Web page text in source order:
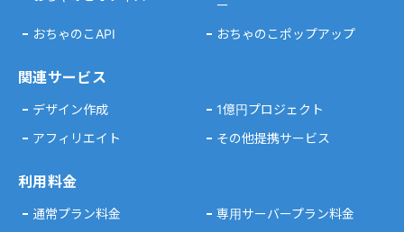
ー
おちゃのこAPI
おちゃのこポップアップ
関連サービス
デザイン作成
1億円プロジェクト
アフィリエイト
その他提携サービス
利用料金
通常プラン料金
専用サーバープラン料金